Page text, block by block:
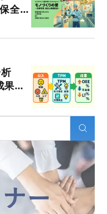
全と
析
指